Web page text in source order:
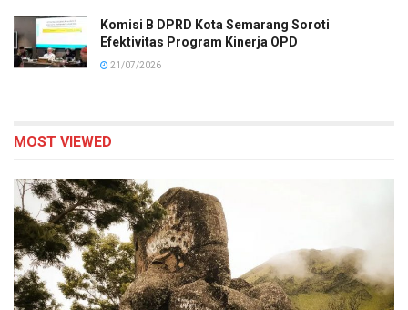
Komisi B DPRD Kota Semarang Soroti
Efektivitas Program Kinerja OPD
21/07/2026
MOST VIEWED